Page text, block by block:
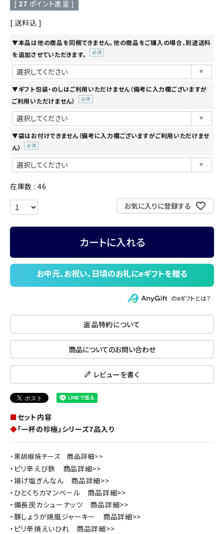
[ 27 ポイント進呈 ]
送料込
▼本品は他の商品を同梱できません。他の商品をご購入の場合、別途送料
を追加させていただきます。
▼ギフト包装・のしはご利用いただけません（備考に入力欄ございますが
ご利用いただけません）
▼袋はお付けできません（備考に入力欄ございますがご利用いただけませ
ん）
須)
在庫数
46
お気に入りに登録する
カートに入れる
のeギフトとは？
返品特約について
商品についてのお問い合わせ
レビューを書く
■セット内容
◆「一杯の珍極」シリーズ7品入り
・黒胡椒焼チーズ商品詳細>>
・ピリ辛えび鉄 商品詳細>>
・揚げ塩ぎんなん 商品詳細>>
・ひとくちカマンベール 商品詳細>>
・備長炭カシューナッツ 商品詳細>>
・豚しょうが焼風ジャーキー
商品詳細>>
・ピリ辛焼えいひれ 商品詳細>>